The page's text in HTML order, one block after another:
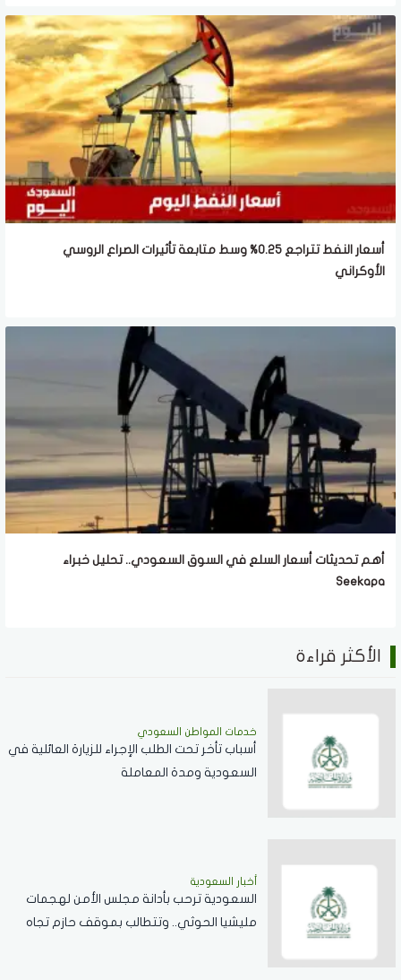
أسعار النفط تتراجع 0.25% وسط متابعة تأثيرات الصراع الروسي
الأوكراني
أهم تحديثات أسعار السلع في السوق السعودي.. تحليل خبراء
Seekapa
الأكثر قراءة
خدمات المواطن السعودي
أسباب تأخر تحت الطلب الإجراء للزيارة العائلية في
السعودية ومدة المعاملة
أخبار السعودية
السعودية ترحب بأدانة مجلس الأمن لهجمات
مليشيا الحوثي.. وتتطالب بموقف حازم تجاه